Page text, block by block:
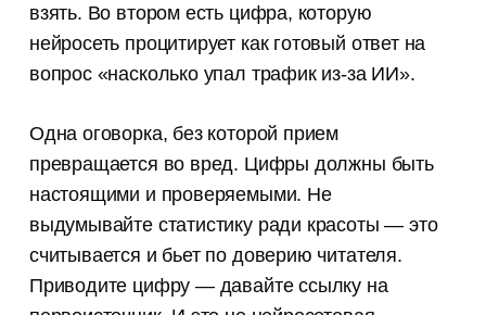
взять. Во втором есть цифра, которую
нейросеть процитирует как готовый ответ на
вопрос «насколько упал трафик из-за ИИ».
Одна оговорка, без которой прием
превращается во вред. Цифры должны быть
настоящими и проверяемыми. Не
выдумывайте статистику ради красоты — это
считывается и бьет по доверию читателя.
Приводите цифру — давайте ссылку на